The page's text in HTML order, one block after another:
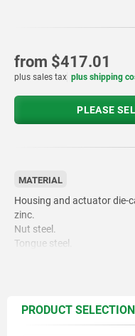
from $417.01
plus sales tax plus shipping
PLEASE
MATERIAL
Housing and actuator die-
zinc.
Nut steel.
Tongue steel.
PRODUCT SELECTION